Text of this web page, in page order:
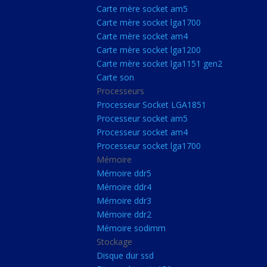
Carte Mère Socket
Carte mère socket am5
Carte mère socket
Carte mère socket am4
Carte mère socket
Carte son
Processeurs
Carte mère socket am5
Carte mère socket lga1700
Carte mère socket am4
Carte mère socket lga1200
Carte mère socket lga1151 gen2
Carte son
Processeurs
Processeur Socket LGA1851
Processeur socket am5
Processeur socket am4
Processeur socket lga1700
Mémoire
Mémoire ddr5
Mémoire ddr4
Mémoire ddr3
Mémoire ddr2
Mémoire sodimm
Stockage
Disque dur ssd